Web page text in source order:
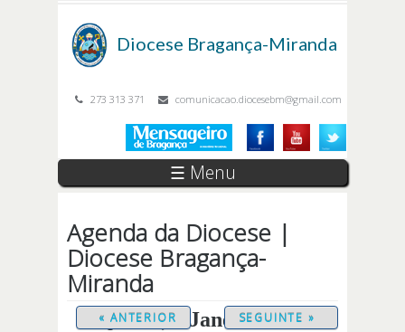
Diocese Bragança-Miranda
273 313 371 comunicacao.diocesebm@gmail.com
☰ Menu
Agenda da Diocese |
Diocese Bragança-
Miranda
Quinta, 1 Janeiro 2026
« ANTERIOR SEGUINTE »